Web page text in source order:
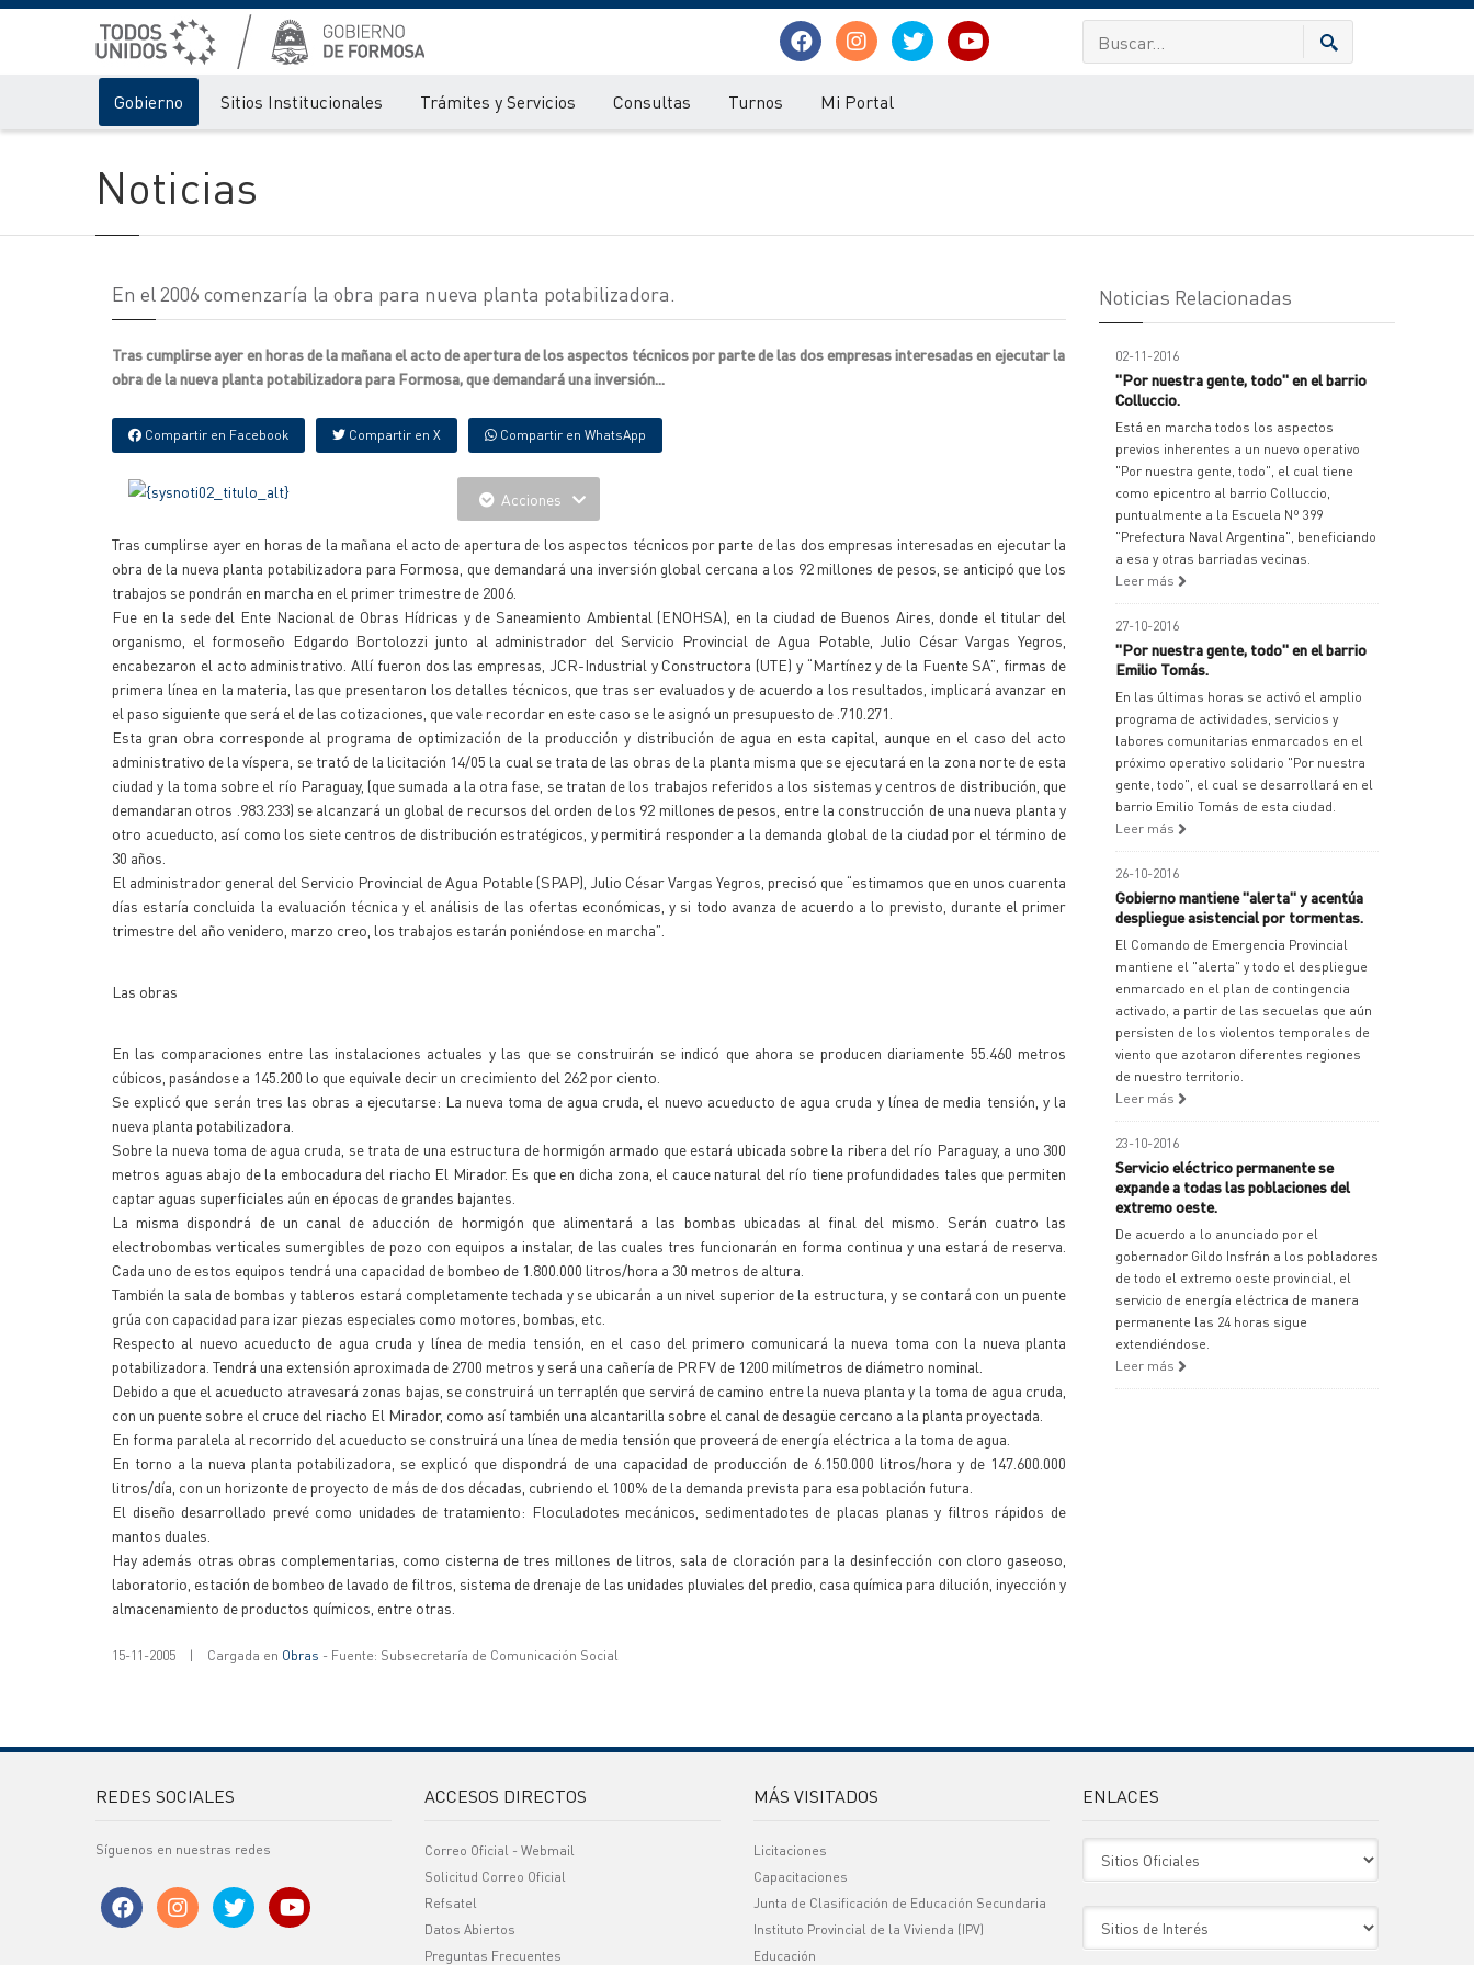
Gobierno Sitios Institucionales Trámites y Servicios Consultas Turnos Mi Portal
Noticias
En el 2006 comenzaría la obra para nueva planta potabilizadora.
Tras cumplirse ayer en horas de la mañana el acto de apertura de los aspectos técnicos por parte de las dos empresas interesadas en ejecutar la
obra de la nueva planta potabilizadora para Formosa, que demandará una inversión...
Compartir en Facebook Compartir en X Compartir en WhatsApp
Acciones
Tras cumplirse ayer en horas de la mañana el acto de apertura de los aspectos técnicos por parte de las dos empresas interesadas en ejecutar la
obra de la nueva planta potabilizadora para Formosa, que demandará una inversión global cercana a los 92 millones de pesos, se anticipó que los
trabajos se pondrán en marcha en el primer trimestre de 2006.
Fue en la sede del Ente Nacional de Obras Hídricas y de Saneamiento Ambiental (ENOHSA), en la ciudad de Buenos Aires, donde el titular del
organismo, el formoseño Edgardo Bortolozzi junto al administrador del Servicio Provincial de Agua Potable, Julio César Vargas Yegros,
encabezaron el acto administrativo. Allí fueron dos las empresas, JCR-Industrial y Constructora (UTE) y “Martínez y de la Fuente SA”, firmas de
primera línea en la materia, las que presentaron los detalles técnicos, que tras ser evaluados y de acuerdo a los resultados, implicará avanzar en
el paso siguiente que será el de las cotizaciones, que vale recordar en este caso se le asignó un presupuesto de .710.271.
Esta gran obra corresponde al programa de optimización de la producción y distribución de agua en esta capital, aunque en el caso del acto
administrativo de la víspera, se trató de la licitación 14/05 la cual se trata de las obras de la planta misma que se ejecutará en la zona norte de esta
ciudad y la toma sobre el río Paraguay, (que sumada a la otra fase, se tratan de los trabajos referidos a los sistemas y centros de distribución, que
demandaran otros .983.233) se alcanzará un global de recursos del orden de los 92 millones de pesos, entre la construcción de una nueva planta y
otro acueducto, así como los siete centros de distribución estratégicos, y permitirá responder a la demanda global de la ciudad por el término de
30 años.
El administrador general del Servicio Provincial de Agua Potable (SPAP), Julio César Vargas Yegros, precisó que “estimamos que en unos cuarenta
días estaría concluida la evaluación técnica y el análisis de las ofertas económicas, y si todo avanza de acuerdo a lo previsto, durante el primer
trimestre del año venidero, marzo creo, los trabajos estarán poniéndose en marcha”.
Las obras
En las comparaciones entre las instalaciones actuales y las que se construirán se indicó que ahora se producen diariamente 55.460 metros
cúbicos, pasándose a 145.200 lo que equivale decir un crecimiento del 262 por ciento.
Se explicó que serán tres las obras a ejecutarse: La nueva toma de agua cruda, el nuevo acueducto de agua cruda y línea de media tensión, y la
nueva planta potabilizadora.
Sobre la nueva toma de agua cruda, se trata de una estructura de hormigón armado que estará ubicada sobre la ribera del río Paraguay, a uno 300
metros aguas abajo de la embocadura del riacho El Mirador. Es que en dicha zona, el cauce natural del río tiene profundidades tales que permiten
captar aguas superficiales aún en épocas de grandes bajantes.
La misma dispondrá de un canal de aducción de hormigón que alimentará a las bombas ubicadas al final del mismo. Serán cuatro las
electrobombas verticales sumergibles de pozo con equipos a instalar, de las cuales tres funcionarán en forma continua y una estará de reserva.
Cada uno de estos equipos tendrá una capacidad de bombeo de 1.800.000 litros/hora a 30 metros de altura.
También la sala de bombas y tableros estará completamente techada y se ubicarán a un nivel superior de la estructura, y se contará con un puente
grúa con capacidad para izar piezas especiales como motores, bombas, etc.
Respecto al nuevo acueducto de agua cruda y línea de media tensión, en el caso del primero comunicará la nueva toma con la nueva planta
potabilizadora. Tendrá una extensión aproximada de 2700 metros y será una cañería de PRFV de 1200 milímetros de diámetro nominal.
Debido a que el acueducto atravesará zonas bajas, se construirá un terraplén que servirá de camino entre la nueva planta y la toma de agua cruda,
con un puente sobre el cruce del riacho El Mirador, como así también una alcantarilla sobre el canal de desagüe cercano a la planta proyectada.
En forma paralela al recorrido del acueducto se construirá una línea de media tensión que proveerá de energía eléctrica a la toma de agua.
En torno a la nueva planta potabilizadora, se explicó que dispondrá de una capacidad de producción de 6.150.000 litros/hora y de 147.600.000
litros/día, con un horizonte de proyecto de más de dos décadas, cubriendo el 100% de la demanda prevista para esa población futura.
El diseño desarrollado prevé como unidades de tratamiento: Floculadotes mecánicos, sedimentadotes de placas planas y filtros rápidos de
mantos duales.
Hay además otras obras complementarias, como cisterna de tres millones de litros, sala de cloración para la desinfección con cloro gaseoso,
laboratorio, estación de bombeo de lavado de filtros, sistema de drenaje de las unidades pluviales del predio, casa química para dilución, inyección y
almacenamiento de productos químicos, entre otras.
15-11-2005 | Cargada en Obras - Fuente: Subsecretaría de Comunicación Social
Noticias Relacionadas
02-11-2016
"Por nuestra gente, todo" en el barrio
Colluccio.
Está en marcha todos los aspectos
previos inherentes a un nuevo operativo
"Por nuestra gente, todo", el cual tiene
como epicentro al barrio Colluccio,
puntualmente a la Escuela Nº 399
"Prefectura Naval Argentina", beneficiando
a esa y otras barriadas vecinas.
Leer más
27-10-2016
"Por nuestra gente, todo" en el barrio
Emilio Tomás.
En las últimas horas se activó el amplio
programa de actividades, servicios y
labores comunitarias enmarcados en el
próximo operativo solidario "Por nuestra
gente, todo", el cual se desarrollará en el
barrio Emilio Tomás de esta ciudad.
Leer más
26-10-2016
Gobierno mantiene "alerta" y acentúa
despliegue asistencial por tormentas.
El Comando de Emergencia Provincial
mantiene el "alerta" y todo el despliegue
enmarcado en el plan de contingencia
activado, a partir de las secuelas que aún
persisten de los violentos temporales de
viento que azotaron diferentes regiones
de nuestro territorio.
Leer más
23-10-2016
Servicio eléctrico permanente se
expande a todas las poblaciones del
extremo oeste.
De acuerdo a lo anunciado por el
gobernador Gildo Insfrán a los pobladores
de todo el extremo oeste provincial, el
servicio de energía eléctrica de manera
permanente las 24 horas sigue
extendiéndose.
Leer más
REDES SOCIALES
Síguenos en nuestras redes
ACCESOS DIRECTOS
Correo Oficial - Webmail
Solicitud Correo Oficial
Refsatel
Datos Abiertos
Preguntas Frecuentes
MÁS VISITADOS
Licitaciones
Capacitaciones
Junta de Clasificación de Educación Secundaria
Instituto Provincial de la Vivienda (IPV)
Educación
ENLACES